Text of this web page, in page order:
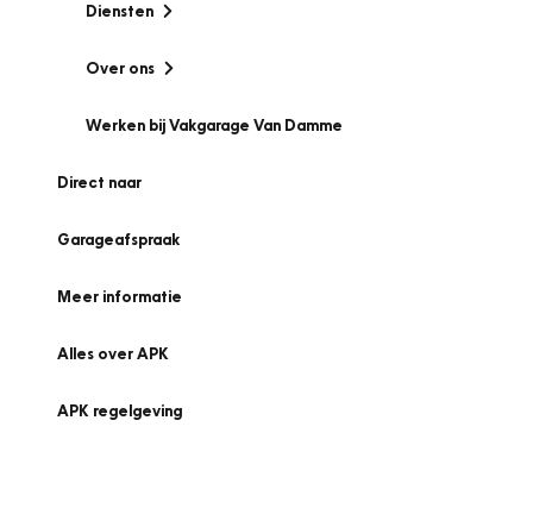
Diensten
Over ons
Werken bij Vakgarage Van Damme
Direct naar
Garageafspraak
Meer informatie
Alles over APK
APK regelgeving